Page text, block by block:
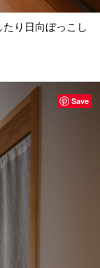
り日向ぼっこし
Save